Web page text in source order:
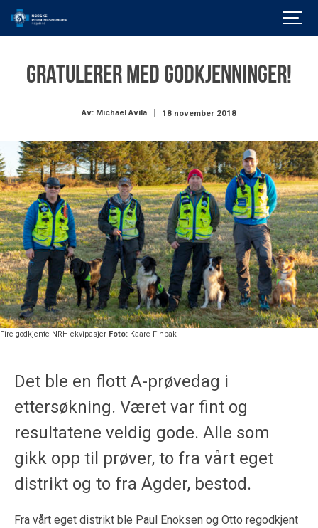
Gratulerer med godkjenninger!
Av: Michael Avila 18 november 2018
Fire godkjente NRH-ekvipasjer Foto: Kaare Finbak
Det ble en flott A-prøvedag i
ettersøkning. Været var fint og
resultatene veldig gode. Alle som
gikk opp til prøver, to fra vårt eget
distrikt og to fra Agder, bestod.
Fra vårt eget distrikt ble Paul Enoksen og Otto regodkjent